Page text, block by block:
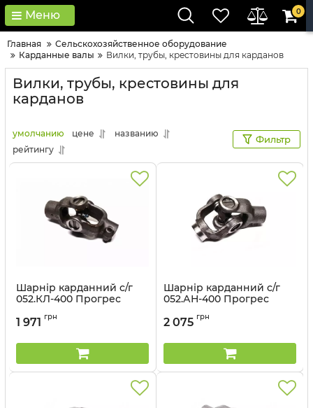
Меню 0
Главная
Сельскохозяйственное оборудование
Карданные валы
Вилки, трубы, крестовины для карданов
Вилки, трубы, крестовины для
карданов
умолчанию цене
названию
рейтингу
Фильтр
Шарнір карданний с/г
052.КЛ-400 Прогрес
1 971 грн
Шарнір карданний с/г
052.АН-400 Прогрес
2 075 грн